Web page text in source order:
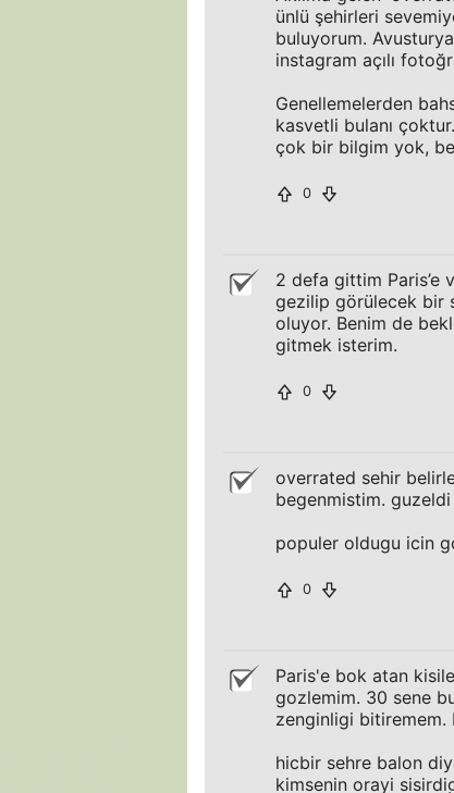
ünlü şehirleri
buluyorum.
instagram açılı
Genellemelerden
kasvetli bulanı
çok bir bilgim yok,
0
2 defa gittim Paris’e
gezilip görülecek bir
oluyor. Benim de
gitmek isterim.
0
overrated sehir
begenmistim. guzeldi
populer oldugu icin
0
Paris'e bok atan
gozlemim. 30 sene
zenginligi bitiremem.
hicbir sehre balon
kimsenin orayi